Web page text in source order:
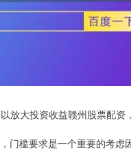
放大投资收益赣州股票配资
门槛要求是一个重要的考虑